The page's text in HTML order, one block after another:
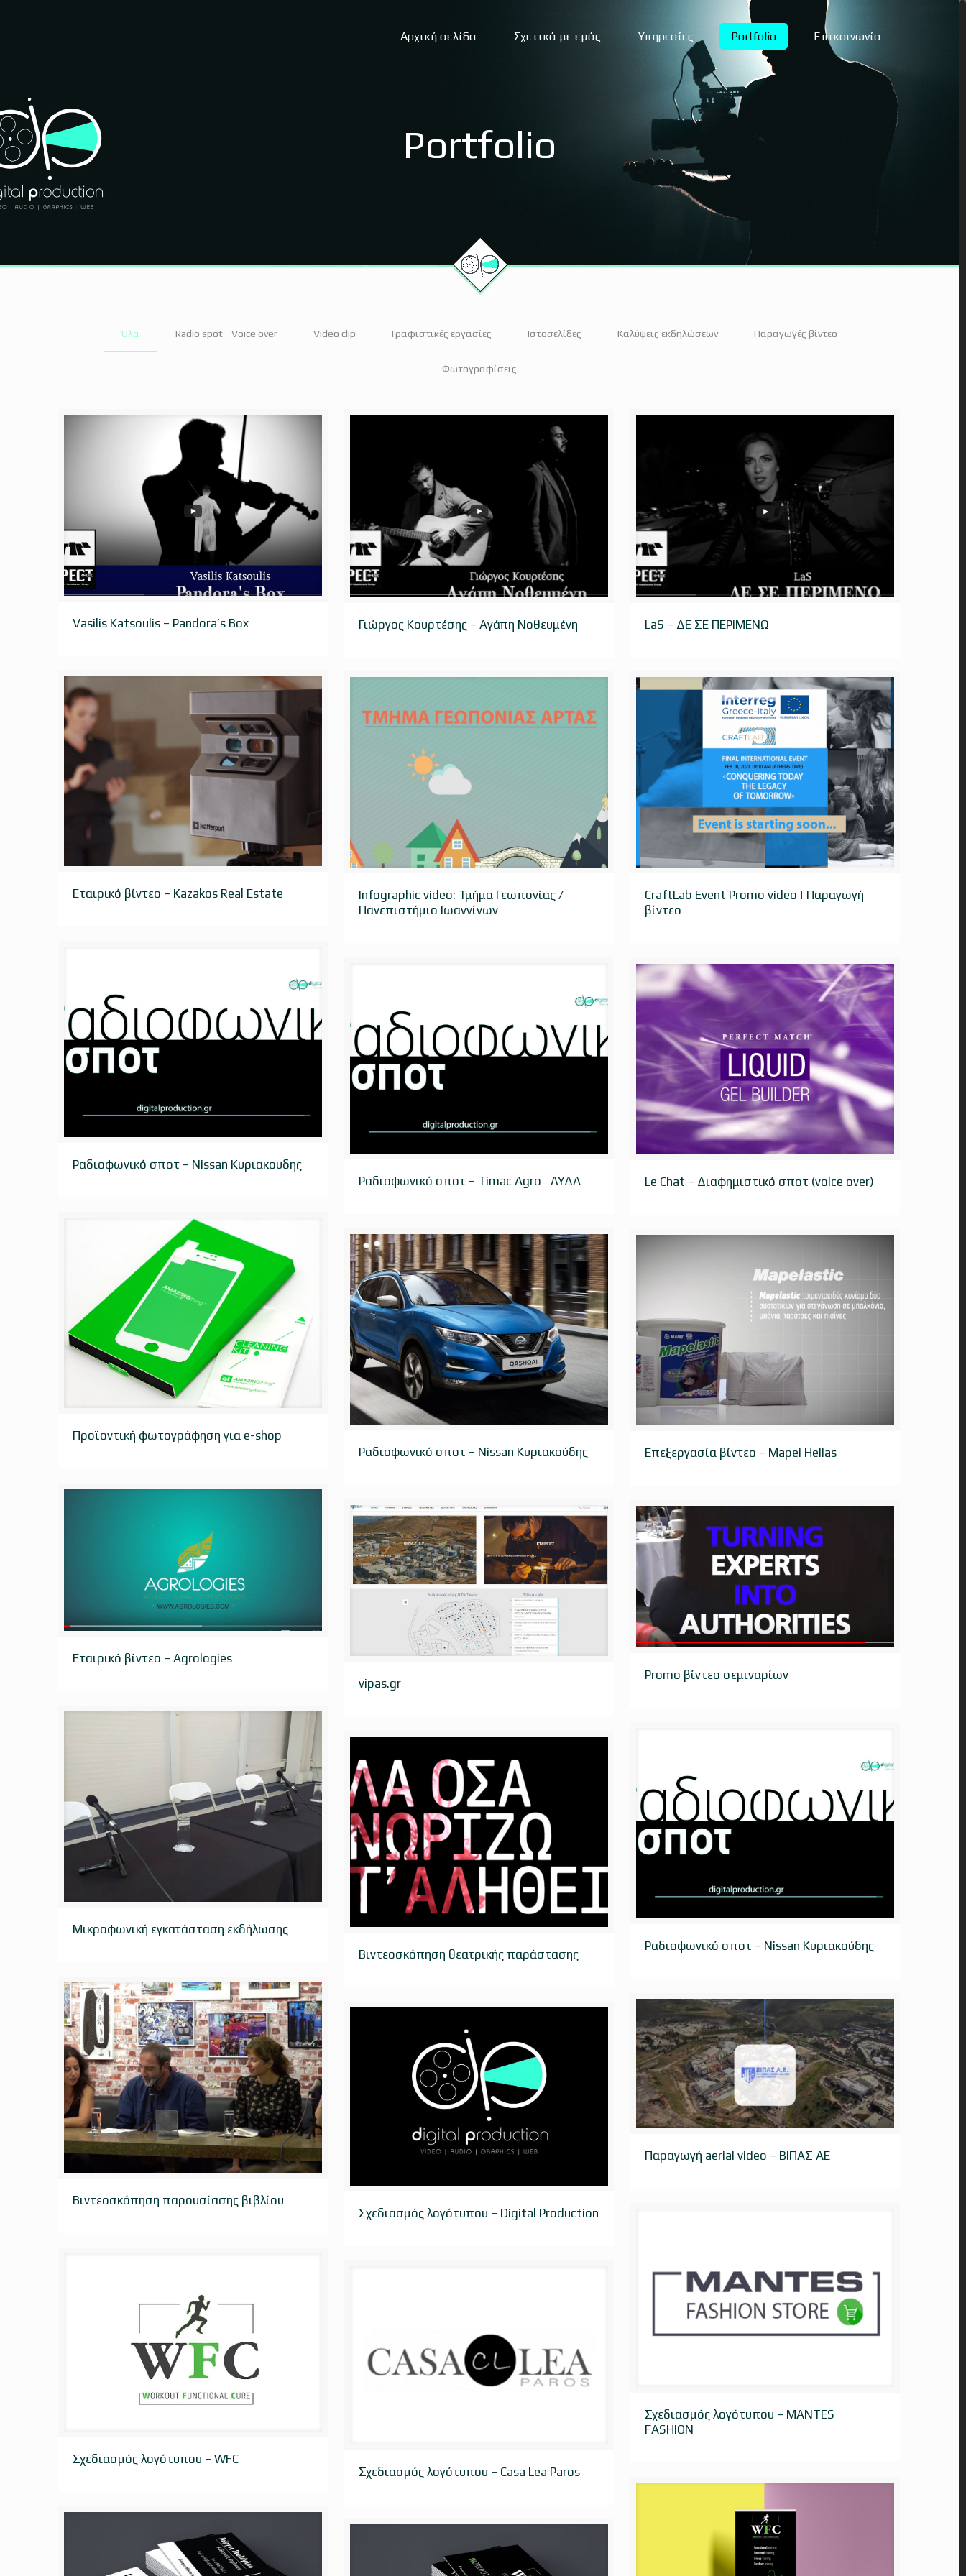
Αρχική σελίδα Σχετικά με εμάς Υπηρεσίες
Μουσικά βίντεο κλιπ
Προϊοντικά βίντεο
Testimonial βίντεο
Crowdfunding βίντεο
Αερολήψεις – Drone
Προϊοντική φωτογράφιση eshop
Digital Marketing Services
Σχεδιασμός e-shop
Portfolio Επικοινωνία
Portfolio
Όλα Radio spot - Voice over Video clip Γραφιστικές εργασίες Ιστοσελίδες Καλύψεις εκδηλώσεων Παραγωγές βίντεο
Φωτογραφίσεις
Vasilis Katsoulis – Pandora’s Box
Vasilis Katsoulis – Pandora’s Box Γιώργος Κουρτέσης – Αγάπη Νοθευμένη
Γιώργος Κουρτέσης – Αγάπη Νοθευμένη LaS – ΔΕ ΣΕ ΠΕΡΙΜΕΝΩ
LaS – ΔΕ ΣΕ ΠΕΡΙΜΕΝΩ
Εταιρικό βίντεο – Kazakos Real Estate
Εταιρικό βίντεο – Kazakos Real Estate Infographic video: Τμήμα Γεωπονίας / Πανεπιστήμιο
Infographic video: Τμήμα Γεωπονίας /
Πανεπιστήμιο Ιωαννίνων
CraftLab Event Promo video | Παραγωγή βίντεο
CraftLab Event Promo video | Παραγωγή
βίντεο
Ραδιοφωνικό σποτ – Nissan Κυριακουδης
Ραδιοφωνικό σποτ – Nissan Κυριακουδης
Ραδιοφωνικό σποτ – Timac Agro | ΛΥΔΑ
Ραδιοφωνικό σποτ – Timac Agro | ΛΥΔΑ Le Chat – Διαφημιστικό σποτ (voice over)
Le Chat – Διαφημιστικό σποτ (voice over)
Προϊοντική φωτογράφηση για e-shop
Προϊοντική φωτογράφηση για e-shop
Ραδιοφωνικό σποτ – Nissan Κυριακούδης
Ραδιοφωνικό σποτ – Nissan Κυριακούδης Επεξεργασία βίντεο – Mapei Hellas
Επεξεργασία βίντεο – Mapei Hellas
Εταιρικό βίντεο – Agrologies
Εταιρικό βίντεο – Agrologies
vipas.gr
Promo βίντεο σεμιναρίων
Promo βίντεο σεμιναρίων
Μικροφωνική εγκατάσταση εκδήλωσης
Μικροφωνική εγκατάσταση εκδήλωσης
Ραδιοφωνικό σποτ – Nissan Κυριακούδης
Ραδιοφωνικό σποτ – Nissan Κυριακούδης
Βιντεοσκόπηση θεατρικής παράστασης
Βιντεοσκόπηση θεατρικής παράστασης
Βιντεοσκόπηση παρουσίασης βιβλίου
Βιντεοσκόπηση παρουσίασης βιβλίου
Παραγωγή aerial video – ΒΙΠΑΣ ΑΕ
Παραγωγή aerial video – ΒΙΠΑΣ ΑΕ
Σχεδιασμός λογότυπου – Digital Production
Σχεδιασμός λογότυπου – Digital Production
Σχεδιασμός λογότυπου – MANTES FASHION
Σχεδιασμός λογότυπου – MANTES
FASHION
Σχεδιασμός λογότυπου – WFC
Σχεδιασμός λογότυπου – WFC Σχεδιασμός λογότυπου – Casa Lea Paros
Σχεδιασμός λογότυπου – Casa Lea Paros